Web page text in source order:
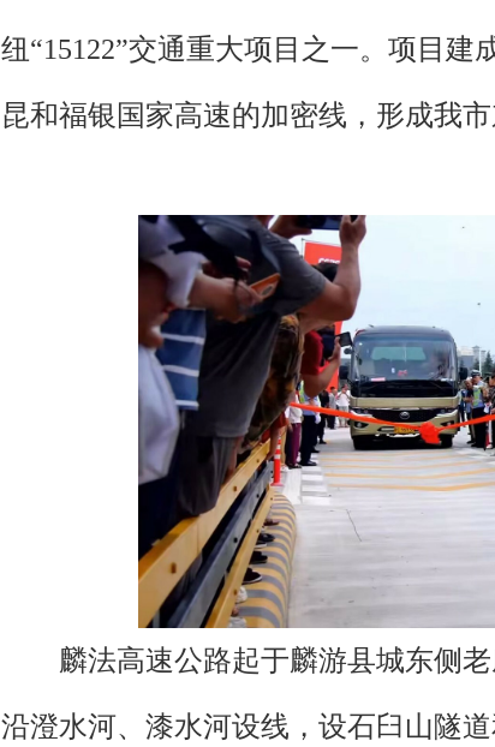
纽“15122”交通重大项目之一。项目
昆和福银国家高速的加密线，形成我市
麟法高速公路起于麟游县城东侧
沿澄水河、漆水河设线，设石臼山隧